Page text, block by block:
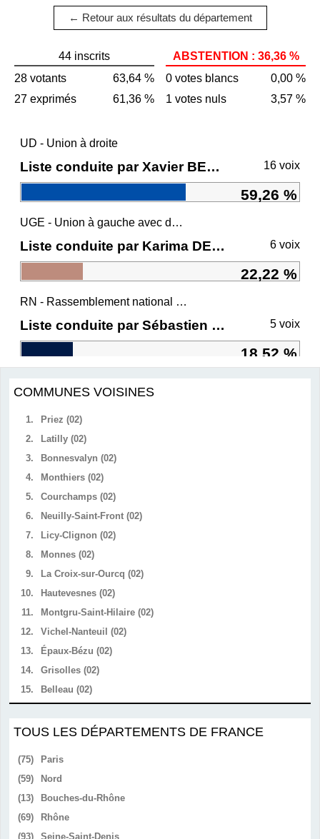
← Retour aux résultats du département
44 inscrits
28 votants
63,64 %
27 exprimés
61,36 %
ABSTENTION : 36,36 %
0 votes blancs
0,00 %
1 votes nuls
3,57 %
UD - Union à droite
Liste conduite par Xavier BERTRAND 16 voix
59,26 %
UGE - Union à gauche avec des écologistes
Liste conduite par Karima DELLI 6 voix
22,22 %
RN - Rassemblement national et ses alliés
Liste conduite par Sébastien CHENU 5 voix
18,52 %
COMMUNES VOISINES
1.
Priez (02)
2.
Latilly (02)
3.
Bonnesvalyn (02)
4.
Monthiers (02)
5.
Courchamps (02)
6.
Neuilly-Saint-Front (02)
7.
Licy-Clignon (02)
8.
Monnes (02)
9.
La Croix-sur-Ourcq (02)
10.
Hautevesnes (02)
11.
Montgru-Saint-Hilaire (02)
12.
Vichel-Nanteuil (02)
13.
Épaux-Bézu (02)
14.
Grisolles (02)
15.
Belleau (02)
TOUS LES DÉPARTEMENTS DE FRANCE
(75)
Paris
(59)
Nord
(13)
Bouches-du-Rhône
(69)
Rhône
(93)
Seine-Saint-Denis